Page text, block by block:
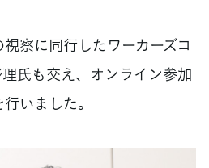
察に同行したワーカーズコ
氏も交え、オンライン参加
いました。